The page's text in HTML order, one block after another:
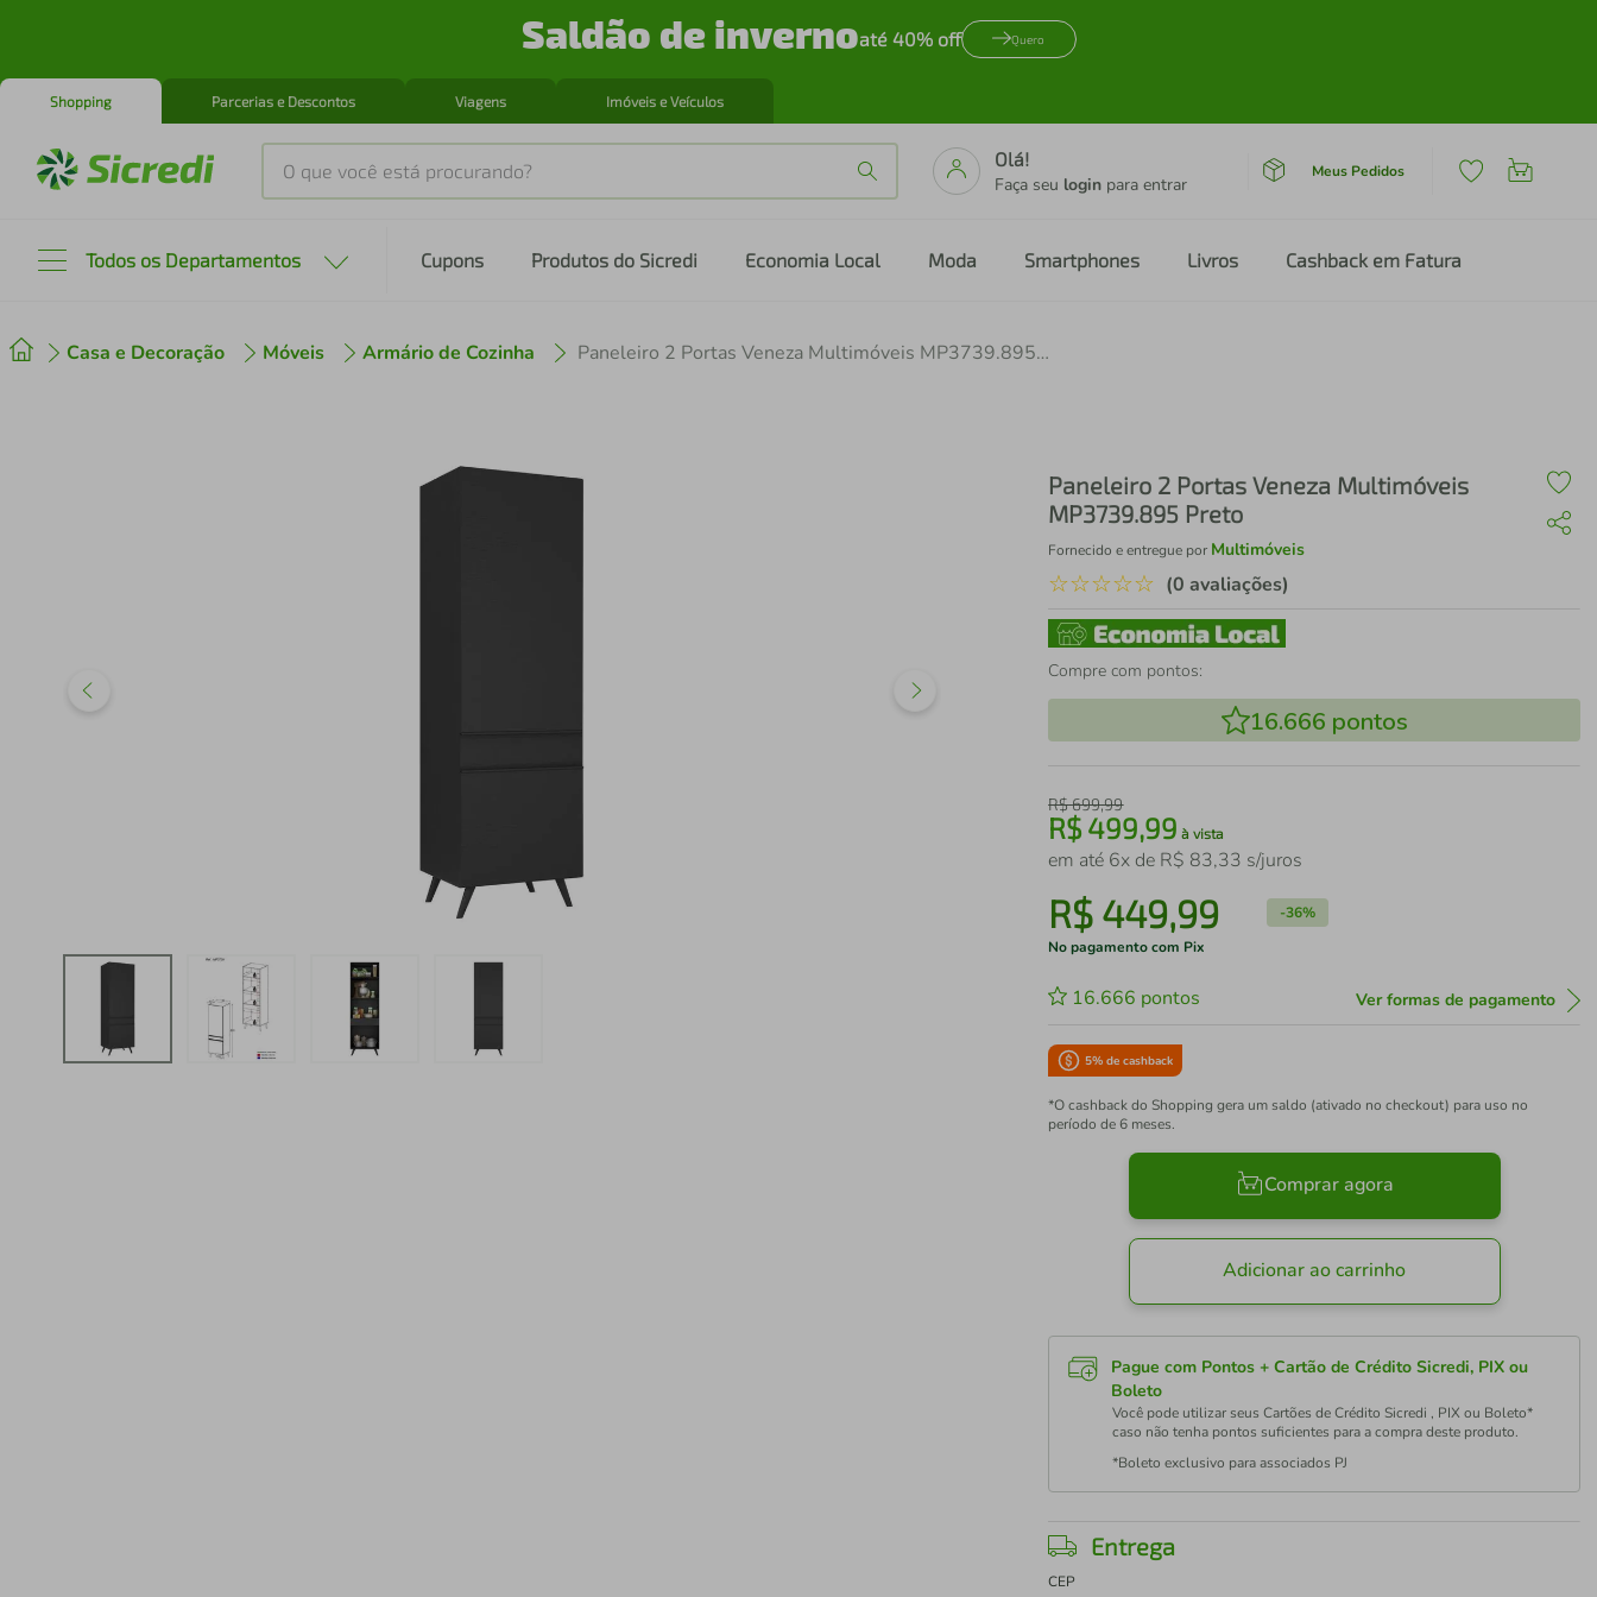
Saldão de invernoaté 40% off Quero
Shopping Parcerias e Descontos Viagens Imóveis e Veículos
O que você está procurando?
Olá!
Faça seu login para entrar
Meus Pedidos
Todos os Departamentos Cupons Produtos do Sicredi Economia Local Moda Smartphones Livros Cashback em Fatura
Casa e Decoração Móveis Armário de Cozinha Paneleiro 2 Portas Veneza Multimóveis MP3739.895 Preto
Paneleiro 2 Portas Veneza Multimóveis
MP3739.895 Preto
Fornecido e entregue por Multimóveis
☆☆☆☆☆ (0 avaliações)
Compre com pontos:
16.666 pontos
R$699,99
R$499,99 à vista
em até 6x de R$ 83,33 s/juros
R$ 449,99 -36%
No pagamento com Pix
16.666 pontos Ver formas de pagamento
5% de cashback
*O cashback do Shopping gera um saldo (ativado no checkout) para uso no
período de 6 meses.
Comprar agora
Adicionar ao carrinho
Pague com Pontos + Cartão de Crédito Sicredi, PIX ou
Boleto
Você pode utilizar seus Cartões de Crédito Sicredi , PIX ou Boleto*
caso não tenha pontos suficientes para a compra deste produto.
*Boleto exclusivo para associados PJ
Entrega
CEP
º cafeteira